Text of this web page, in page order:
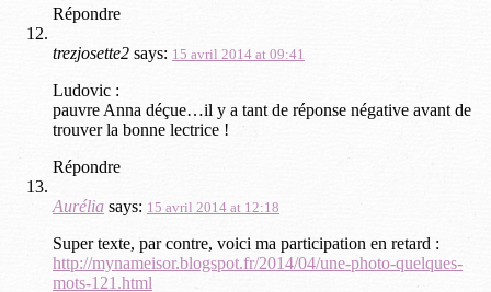
Répondre
trezjosette2 says: 15 avril 2014 at 09:41
Ludovic :
pauvre Anna déçue…il y a tant de réponse négative avant de
trouver la bonne lectrice !
Répondre
Aurélia says: 15 avril 2014 at 12:18
Super texte, par contre, voici ma participation en retard :
http://mynameisor.blogspot.fr/2014/04/une-photo-quelques-
mots-121.html